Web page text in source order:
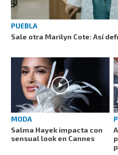
PUEBLA
Sale otra Marilyn Cote: Así
MODA
Salma Hayek impacta con
sensual look en Cannes